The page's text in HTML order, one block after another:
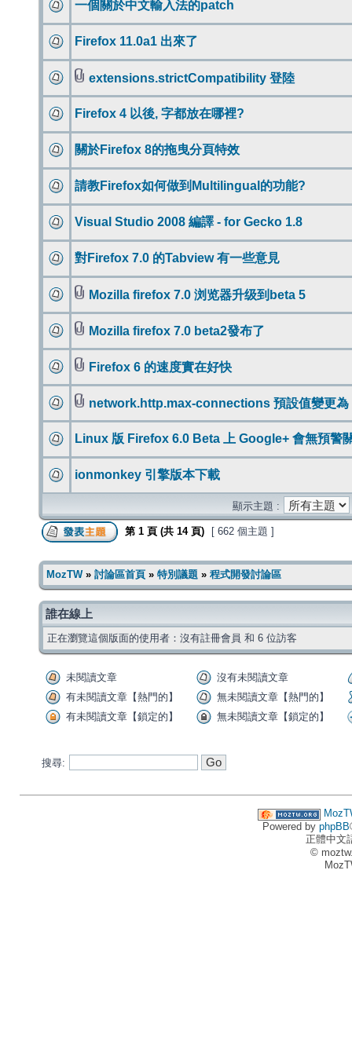
一個關於中文輸入法的patch
Firefox 11.0a1 出來了
extensions.strictCompatibility 登陸
Firefox 4 以後, 字都放在哪裡?
關於Firefox 8的拖曳分頁特效
請教Firefox如何做到Multilingual的功能?
Visual Studio 2008 編譯 - for Gecko 1.8
對Firefox 7.0 的Tabview 有一些意見
Mozilla firefox 7.0 浏览器升级到beta 5
Mozilla firefox 7.0 beta2發布了
Firefox 6 的速度實在好快
network.http.max-connections 預設值變更為
Linux 版 Firefox 6.0 Beta 上 Google+ 會無預警
ionmonkey 引擎版本下載
顯示主題 :
第 1 頁 (共 14頁) [ 662 個主題 ]
MozTW» 討論區首頁 » 特別議題 » 程式開發討論區
誰在線上
正在瀏覽這個版面的使用者：沒有註冊會員 和 6 位訪客
未閱讀文章
沒有未閱讀文章
有未閱讀文章【熱門的】
無未閱讀文章【熱門的】
有未閱讀文章【鎖定的】
無未閱讀文章【鎖定的】
搜尋:
Powered by phpBB
正體中文
©